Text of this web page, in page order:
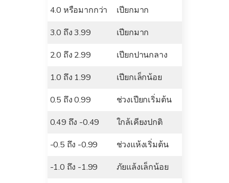
4.0 หรือมากกว่า
เปียกมาก
3.0 ถึง 3.99
เปียกมาก
2.0 ถึง 2.99
เปียกปานกลาง
1.0 ถึง 1.99
เปียกเล็กน้อย
0.5 ถึง 0.99
ช่วงเปียกเริ่มต้น
0.49 ถึง -0.49
ใกล้เคียงปกติ
-0.5 ถึง -0.99
ช่วงแห้งเริ่มต้น
-1.0 ถึง -1.99
ภัยแล้งเล็กน้อย